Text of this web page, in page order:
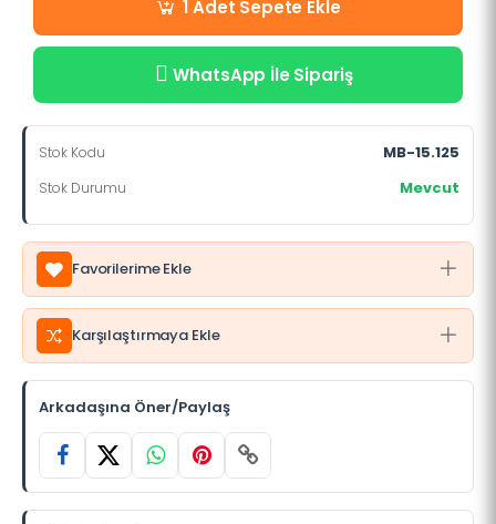
1 Adet Sepete Ekle
WhatsApp İle Sipariş
Stok Kodu MB-15.125
Stok Durumu Mevcut
Favorilerime Ekle
Karşılaştırmaya Ekle
Arkadaşına Öner/Paylaş